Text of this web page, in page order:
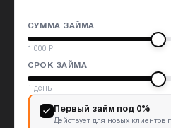
СУММА ЗАЙМА
1 000 ₽
СРОК ЗАЙМА
1 день
Первый займ под 0%
Действует для новых клиентов